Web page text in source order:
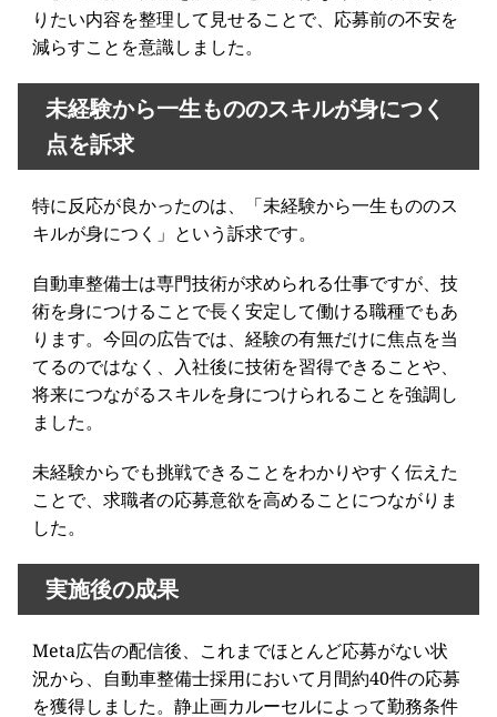
りたい内容を整理して見せることで、応募前の不安を
減らすことを意識しました。
未経験から一生もののスキルが身につく
点を訴求
特に反応が良かったのは、「未経験から一生もののス
キルが身につく」という訴求です。
自動車整備士は専門技術が求められる仕事ですが、技
術を身につけることで長く安定して働ける職種でもあ
ります。今回の広告では、経験の有無だけに焦点を当
てるのではなく、入社後に技術を習得できることや、
将来につながるスキルを身につけられることを強調し
ました。
未経験からでも挑戦できることをわかりやすく伝えた
ことで、求職者の応募意欲を高めることにつながりま
した。
実施後の成果
Meta広告の配信後、これまでほとんど応募がない状
況から、自動車整備士採用において月間約40件の応募
を獲得しました。静止画カルーセルによって勤務条件